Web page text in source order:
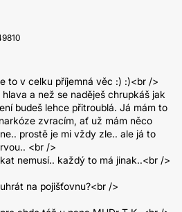
to v celku příjemná věc :) :)<br />
a než se naděješ chrupkáš jak
budeš lehce přitroublá. Já mám to
zvracím, ať už mám něco
prostě je mi vždy zle.. ale já to
<br />
nemusí.. každý to má jinak..<br />
na pojišťovnu?<br />